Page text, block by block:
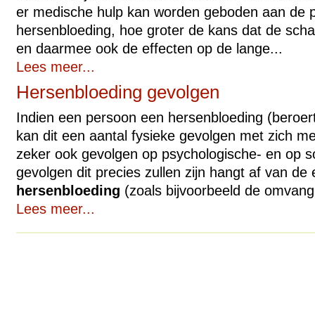
er medische hulp kan worden geboden aan de
hersenbloeding, hoe groter de kans dat de
en daarmee ook de effecten op de lange...
Lees meer...
Hersenbloeding gevolgen
Indien een persoon een hersenbloeding
kan dit een aantal fysieke gevolgen met zich
zeker ook gevolgen op psychologische- en op
gevolgen dit precies zullen zijn hangt af van de
hersenbloeding (zoals bijvoorbeeld de
Lees meer...